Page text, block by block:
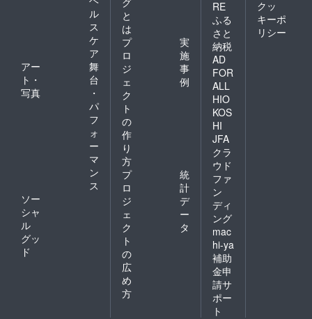
ル
ス
ケ
ア
アー
ト・
写真
舞
台
・
パ
フ
ォ
ー
マ
ン
ス
ソー
シャ
ル
グッ
ド
と
は
プ
ロ
ジ
ェ
ク
ト
の
作
り
方
実
施
事
例
プ
ロ
ジ
ェ
ク
ト
の
広
め
方
統
計
デ
ー
タ
RE
ふる
さと
納税
AD
FOR
ALL
HIO
KOS
HI
JFA
クラ
ウド
ファ
ン
ディ
ング
mac
hi-ya
補助
金申
請サ
ポー
ト
クッ
キーポ
リシー